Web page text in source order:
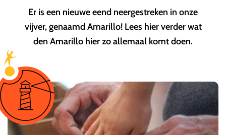
Er is een nieuwe eend neergestreken in onze
vijver, genaamd Amarillo! Lees hier verder wat
den Amarillo hier zo allemaal komt doen.